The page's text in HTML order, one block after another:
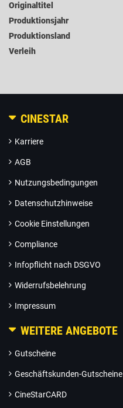
Originaltitel
Produktionsjahr
Produktionsland
Verleih
CINESTAR
Karriere
AGB
Nutzungsbedingungen
Datenschutzhinweise
Cookie Einstellungen
Compliance
Infopflicht nach DSGVO
Widerrufsbelehrung
Impressum
WEITERE ANGEBOTE
Gutscheine
Geschäftskunden-Gutscheine
CineStarCARD